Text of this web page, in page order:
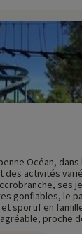
Océan,
des activités
ses
gonflables, le
sportif en
proche